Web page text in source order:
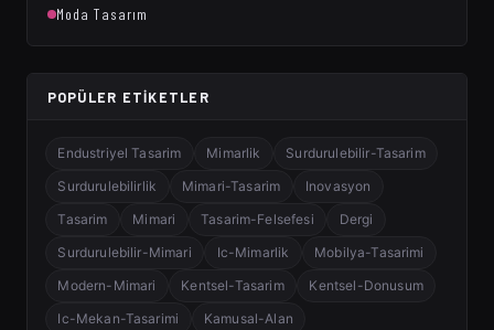
Moda Tasarım
POPÜLER ETIKETLER
Endustriyel Tasarim Mimarlik
Surdurulebilir-Tasarim
Surdurulebilirlik
Mimari-Tasarim
Inovasyon
Tasarim
Mimari Tasarim-Felsefesi
Dergi
Surdurulebilir-Mimari
Ic-Mimarlik
Mobilya-Tasarimi
Modern-Mimari
Kentsel-Tasarim
Kentsel-Donusum
Ic-Mekan-Tasarimi
Kamusal-Alan